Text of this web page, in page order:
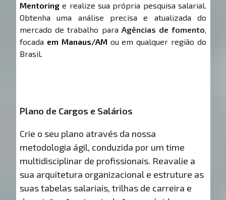
Mentoring e realize sua própria pesquisa salarial.
Obtenha uma análise precisa e atualizada do
mercado de trabalho para Agências de fomento,
focada em Manaus/AM ou em qualquer região do
Brasil.
Plano de Cargos e Salários
Crie o seu plano através da nossa
metodologia ágil, conduzida por um time
multidisciplinar de profissionais. Reavalie a
sua arquitetura organizacional e estruture as
suas tabelas salariais, trilhas de carreira e